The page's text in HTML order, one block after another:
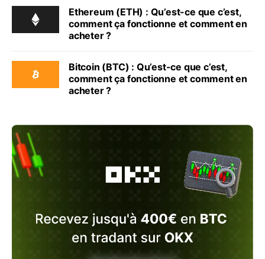
Ethereum (ETH) : Qu’est-ce que c’est,
comment ça fonctionne et comment en
acheter ?
Bitcoin (BTC) : Qu’est-ce que c’est,
comment ça fonctionne et comment en
acheter ?